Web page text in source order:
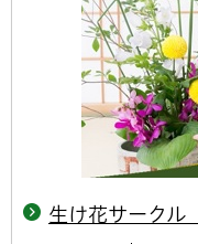
生け花サーク